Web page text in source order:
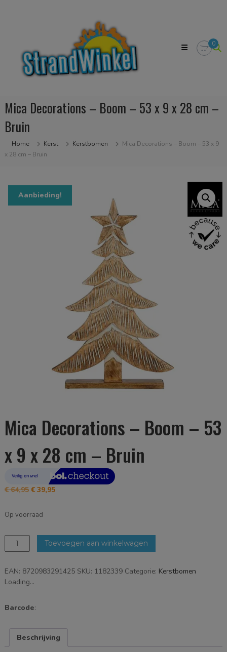
zodat
strandgevoel
in
huis
kan
halen
0
Mica Decorations – Boom – 53 x 9 x 28 cm –
Bruin
Home Kerst Kerstbomen
Mica Decorations – Boom – 53 x 9
x 28 cm – Bruin
Aanbieding!
Mica Decorations – Boom – 53
x 9 x 28 cm – Bruin
€64,95 Oorspronkelijke
was:
€39,95Huidige
Op voorraad
Mica
Decorations
Boom
-
x
cm
Toevoegen aan winkelwagen
EAN: 8720983291425 SKU: 1182339 Categorie: Kerstbomen
Loading...
Barcode:
Beschrijving